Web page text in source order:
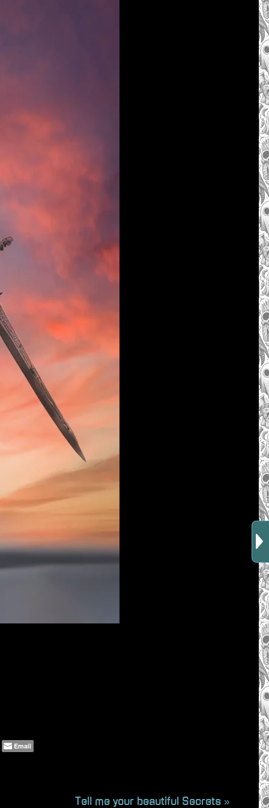
Email
N
Tell me your beautiful Secrets